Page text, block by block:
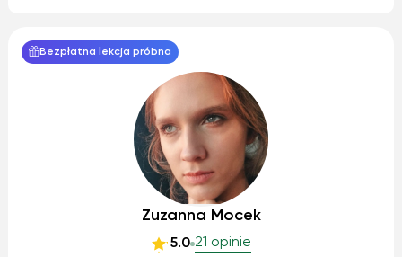
Bezpłatna lekcja próbna
Zuzanna Mocek
5.0 21 opinie